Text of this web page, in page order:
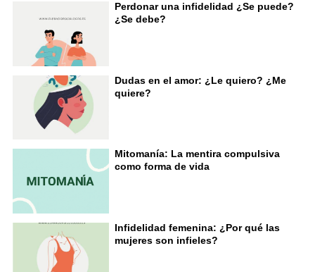
Perdonar una infidelidad ¿Se puede?
¿Se debe?
Dudas en el amor: ¿Le quiero? ¿Me
quiere?
Mitomanía: La mentira compulsiva
como forma de vida
Infidelidad femenina: ¿Por qué las
mujeres son infieles?